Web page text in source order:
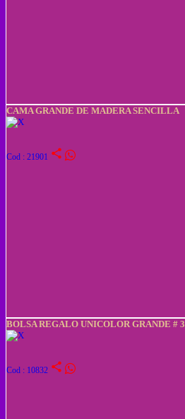
CAMA GRANDE DE MADERA SENCILLA
Cod : 21901 share
BOLSA REGALO UNICOLOR GRANDE # 3
Cod : 10832 share